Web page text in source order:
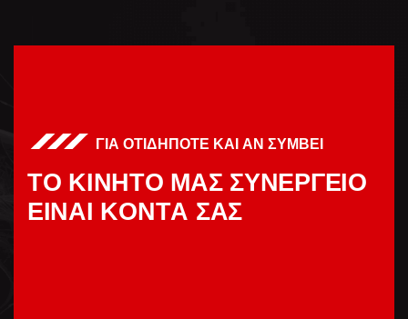
ΓΙΑ ΟΤΙΔΗΠΟΤΕ ΚΑΙ ΑΝ ΣΥΜΒΕΙ
ΤΟ ΚΙΝΗΤΟ ΜΑΣ ΣΥΝΕΡΓΕΙΟ
ΕΙΝΑΙ ΚΟΝΤΑ ΣΑΣ